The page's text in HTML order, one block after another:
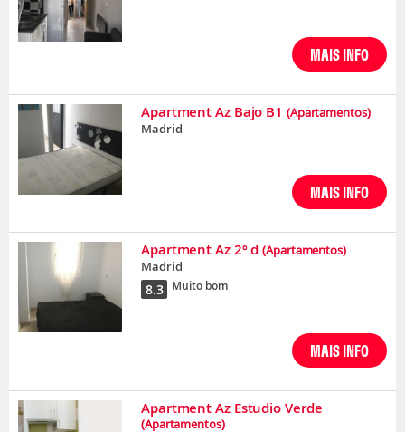
MAIS INFO
Apartment Az Bajo B1 (Apartamentos)
Madrid
MAIS INFO
Apartment Az 2º d (Apartamentos)
Madrid
8.3 Muito bom
MAIS INFO
Apartment Az Estudio Verde
(Apartamentos)